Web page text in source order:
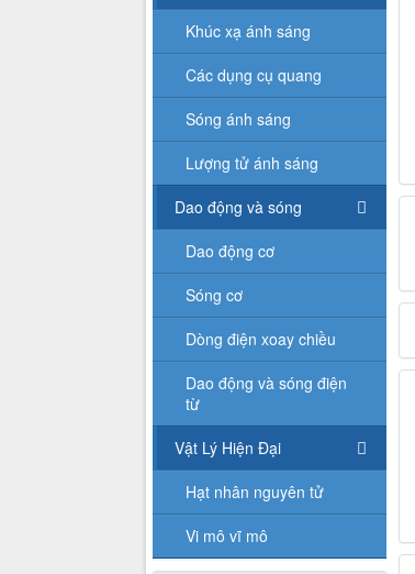
Khúc xạ ánh sáng
Các dụng cụ quang
Sóng ánh sáng
Lượng tử ánh sáng
Dao động và sóng
Dao động cơ
Sóng cơ
Dòng điện xoay chiều
Dao động và sóng điện
từ
Vật Lý Hiện Đại
Hạt nhân nguyên tử
Vi mô vĩ mô